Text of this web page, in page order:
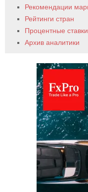
Рекомендации
Рейтинги стран
Процентные ставки
Архив аналитики